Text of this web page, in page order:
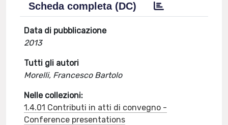
Scheda completa (DC)
Data di pubblicazione
2013
Tutti gli autori
Morelli, Francesco Bartolo
Nelle collezioni:
1.4.01 Contributi in atti di convegno -
Conference presentations